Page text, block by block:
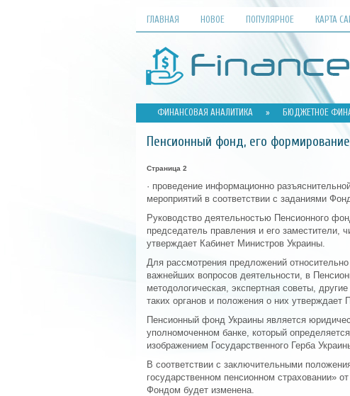
ГЛАВНАЯ НОВОЕ ПОПУЛЯРНОЕ КАРТА
ФИНАНСОВАЯ АНАЛИТИКА » БЮДЖЕТНОЕ
Пенсионный фонд, его
Страница 2
· проведение информационно
мероприятий в соответствии с заданиями
Руководство деятельностью Пенсионного
председатель правления и его заместители,
утверждает Кабинет Министров Украины.
Для рассмотрения предложений
важнейших вопросов деятельности, в
методологическая, экспертная советы,
таких органов и положения о них
Пенсионный фонд Украины является
уполномоченном банке, который
изображением Государственного Герба
В соответствии с заключительными
государственном пенсионном страховании»
Фондом будет изменена.